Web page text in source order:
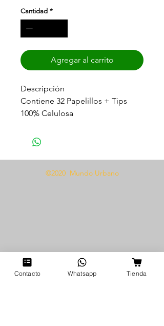
Cantidad *
Agregar al carrito
Descripción
Contiene 32 Papelillos + Tips
100% Celulosa
©2020 Mundo Urbano
Contacto Whatsapp Tienda